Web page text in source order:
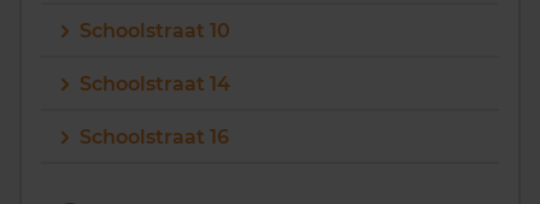
Maandag t/m vrijdag - 08:00 -18:00
Schoolstraat 10
Schoolstraat 14
Schoolstraat 16